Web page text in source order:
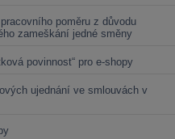
pracovního poměru z důvodu
zameškání jedné směny
povinnost“ pro e-shopy
ujednání ve smlouvách v